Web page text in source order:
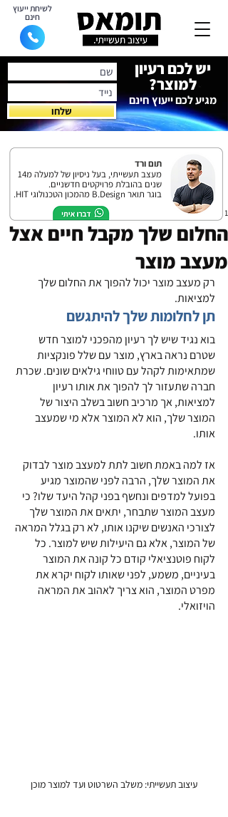
לשיחת ייעוץ
חינם
יש לכם רעיון
למוצר?
מגיע לכם ייעוץ חינם
שלחו
החלום שלך מקבל חיים אצל
מעצב מוצר
21 בנוב׳ 2022
רק מעצב מוצר יכול להפוך את החלום שלך
למציאות.
תן לחלומות שלך להיתגשם
בוא נגיד שיש לך רעיון מהפכני למוצר חדש
שטרם נראה בארץ, מוצר עם שלל פונקציות
שמתאימות לקהל עם טווחי גילאים שונים. שכרת
חברה שתעזור לך להפוך את אותו רעיון
למציאות, אך מרכיב חשוב בשלב היצור של
המוצר שלך, הוא לא המוצר אלא מי שמעצב
אותו.
אז למה באמת חשוב לתת למעצב מוצר לבדוק
את המוצר שלך, הרבה לפני שהמוצר מגיע
בפועל למדפים ונחשף בפני קהל היעד שלו? כי
מעצב המוצר שתבחר, יתאים את המוצר שלך
לצורכי האנשים שיקנו אותו, לא רק בגלל המראה
של המוצר, אלא גם היעילות שיש למוצר. כל
לקוח פוטנציאלי קודם כל קונה את המוצר
בעיניים, משמע, לפני שאותו לקוח יקרא את
מפרט המוצר, הוא צריך לאהוב את המראה
הויזואלי.
עיצוב תעשייתי: משלב השרטוט ועד למוצר מוכן
תום ורד
מעצב תעשייתי, בעל ניסיון של למעלה מ14
שנים בהובלת פרויקטים חדשניים.
בוגר תואר B.Design מהמכון הטכנולוגי HIT.